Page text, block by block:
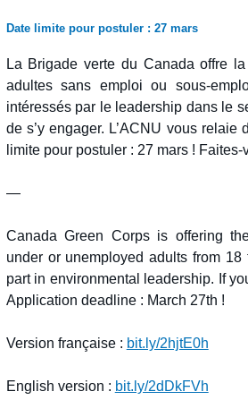
Date limite pour postuler : 27 mars
La Brigade verte du Canada offre
adultes sans emploi ou sous-
intéressés par le leadership dans le
de s’y engager. L’ACNU vous relaie
limite pour postuler : 27 mars ! Faites-
—
Canada Green Corps is offering
under or unemployed adults from
part in environmental leadership. If
Application deadline : March 27th !
Version française : bit.ly/2hjtE0h
English version : bit.ly/2dDkFVh